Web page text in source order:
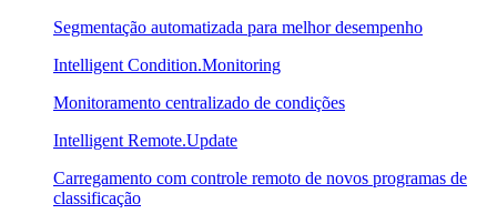
Segmentação automatizada para melhor desempenho
Intelligent Condition.Monitoring
Monitoramento centralizado de condições
Intelligent Remote.Update
Carregamento com controle remoto de novos programas de
classificação